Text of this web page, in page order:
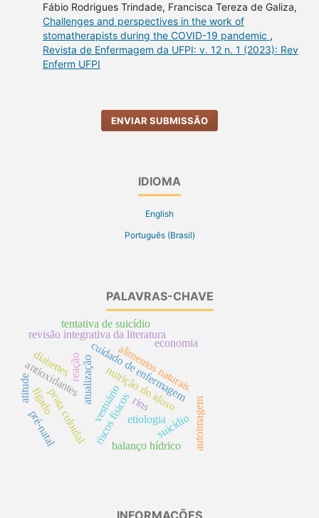
Fábio Rodrigues Trindade, Francisca Tereza de Galiza,
Challenges and perspectives in the work of
stomatherapists during the COVID-19 pandemic ,
Revista de Enfermagem da UFPI: v. 12 n. 1 (2023): Rev
Enferm UFPI
ENVIAR SUBMISSÃO
IDIOMA
English
Português (Brasil)
PALAVRAS-CHAVE
cuidado de enfermagem
prata coloidal etiologia
revisão integrativa da literatura
atualização
antioxidantes alimentos naturais
nutrição do idoso
riscos físicos autoimagem
rins
suicídio
vestuário
economia
tentativa de suicídio
fígado
reação
diabettes
balanço hídrico
atitude
pré-natal